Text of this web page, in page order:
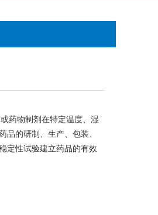
药物制剂在特定温度、湿
品的研制、生产、包装、
定性试验建立药品的有效